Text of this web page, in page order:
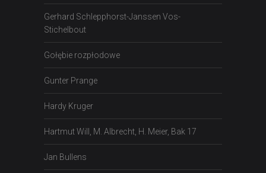
Gerhard Schlepphorst-Janssen Vos-
Stichelbout
Gołębie rozpłodowe
Gunter Prange
Hardy Kruger
Hartmut Will, M. Albrecht, H. Meier, Bak 17
Jan Bullens